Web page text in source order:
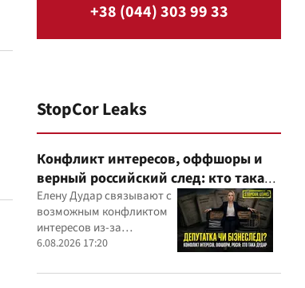
+38 (044) 303 99 33
StopCor Leaks
Конфликт интересов, оффшоры и
верный российский след: кто такая
Елена Дударь
Елену Дудар связывают с
возможным конфликтом
интересов из-за
семейного строительного
скандалов, судебных дел
6.08.2026 17:20